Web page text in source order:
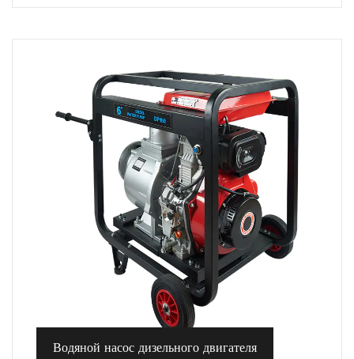
Водяной насос дизельного двигателя